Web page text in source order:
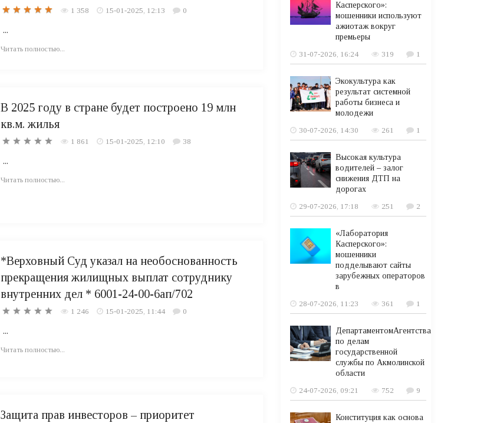
1 358 15-01-2025, 12:13 0
...
Читать полностью...
В 2025 году в стране будет построено 19 млн
кв.м. жилья
1 861 15-01-2025, 12:10 38
...
Читать полностью...
*Верховный Суд указал на необоснованность
прекращения жилищных выплат сотруднику
внутренних дел * 6001-24-00-6ап/702
1 246 15-01-2025, 11:44 0
...
Читать полностью...
Защита прав инвесторов – приоритет
Касперского»:
мошенники используют
ажиотаж вокруг
премьеры
31-07-2026, 16:24
319 1
Экокультура как
результат системной
работы бизнеса и
молодежи
30-07-2026, 14:30
261 1
Высокая культура
водителей – залог
снижения ДТП на
дорогах
29-07-2026, 17:18
251 2
«Лаборатория
Касперского»:
мошенники
подделывают сайты
зарубежных операторов
в
28-07-2026, 11:23
361 1
ДепартаментомАгентства
по делам
государственной
службы по Акмолинской
области
24-07-2026, 09:21
752 9
Конституция как основа